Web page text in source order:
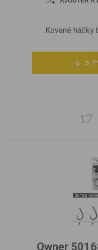
Kované háčky
5
Owner